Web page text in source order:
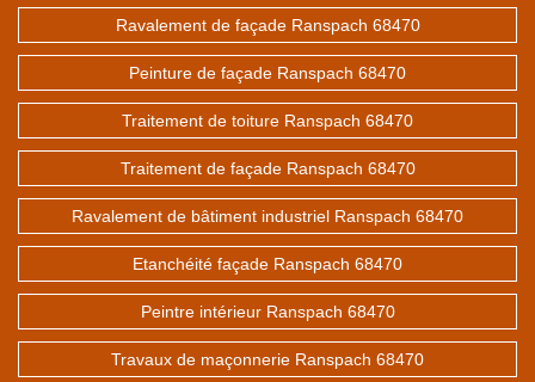
Ravalement de façade Ranspach 68470
Peinture de façade Ranspach 68470
Traitement de toiture Ranspach 68470
Traitement de façade Ranspach 68470
Ravalement de bâtiment industriel Ranspach 68470
Etanchéité façade Ranspach 68470
Peintre intérieur Ranspach 68470
Travaux de maçonnerie Ranspach 68470